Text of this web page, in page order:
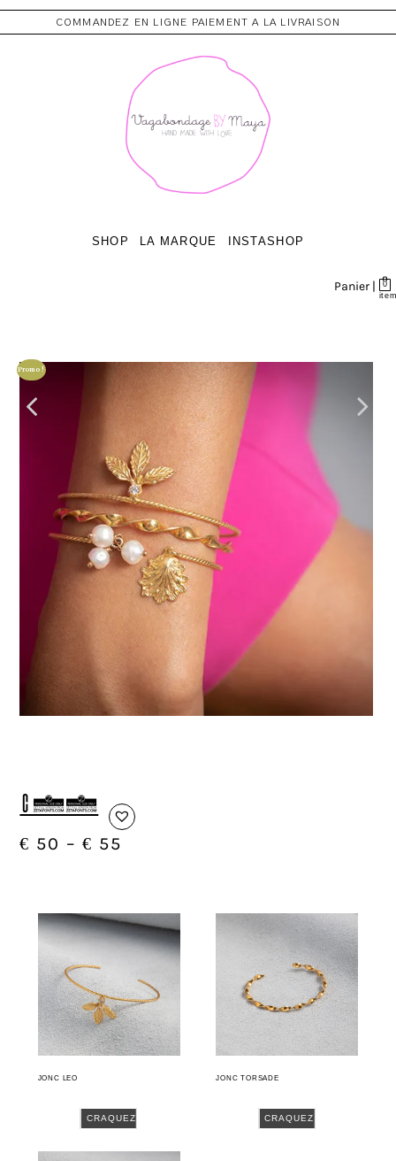
COMMANDEZ EN LIGNE PAIEMENT A LA LIVRAISON
SHOP LA MARQUE INSTASHOP
0
Panier |
Promo !
C03
€ 50 –€ 55
JONC LEO
CRAQUEZ
JONC TORSADE
CRAQUEZ